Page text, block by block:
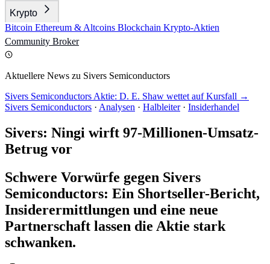
Krypto
Bitcoin Ethereum & Altcoins Blockchain Krypto-Aktien
Community Broker
Aktuellere News zu Sivers Semiconductors
Sivers Semiconductors Aktie: D. E. Shaw wettet auf Kursfall →
Sivers Semiconductors · Analysen · Halbleiter · Insiderhandel
Sivers: Ningi wirft 97-Millionen-Umsatz-
Betrug vor
Schwere Vorwürfe gegen Sivers
Semiconductors: Ein Shortseller-Bericht,
Insiderermittlungen und eine neue
Partnerschaft lassen die Aktie stark
schwanken.